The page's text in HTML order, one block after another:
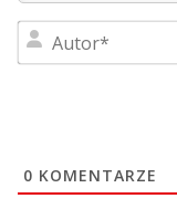
0 KOMENTARZE